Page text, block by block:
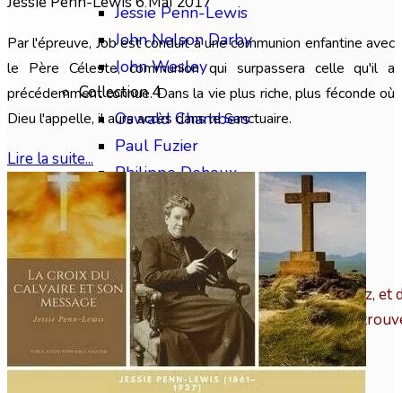
Jessie Penn-Lewis
John Nelson Darby
John Wesley
Collection 4
Oswald Chambers
Paul Fuzier
Philippe Dehoux
Pierre Truschel
Samuel L.Brengle
Divers auteurs
« Placez-vous sur les chemins, regardez,
marchez-y, et vous
Themes Bibliques
Thèmes Bibliques 1
Par l'épreuve, Job est conduit à une communion enfantine avec
le Père Céleste, communion qui surpassera celle qu'il a
précédemment connue. Dans la vie plus riche, plus féconde où
Dieu l'appelle, il aura accès dans le Sanctuaire.
Lire la suite...